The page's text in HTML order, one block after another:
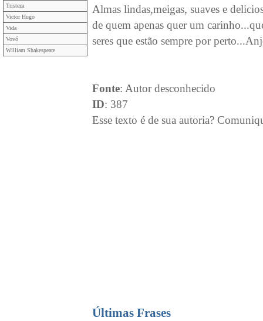
Tristeza
Victor Hugo
Vida
Vovó
William Shakespeare
Almas lindas,meigas, suaves e
de quem apenas quer um
seres que estão sempre por
Fonte: Autor desconhecido
ID: 387
Esse texto é de sua autoria?
Últimas Frases